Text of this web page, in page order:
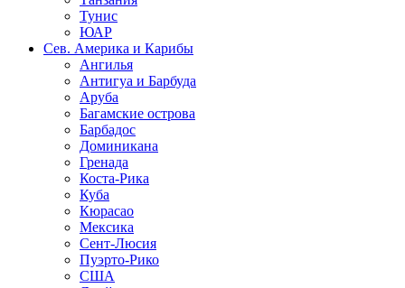
Тунис
ЮАР
Сев. Америка и Карибы
Ангилья
Антигуа и Барбуда
Аруба
Багамские острова
Барбадос
Доминикана
Гренада
Коста-Рика
Куба
Кюрасао
Мексика
Сент-Люсия
Пуэрто-Рико
США